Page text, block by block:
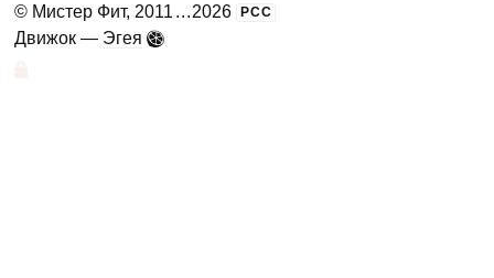
© Мистер Фит, 2011 ...2026 РСС
Движок — Эгея